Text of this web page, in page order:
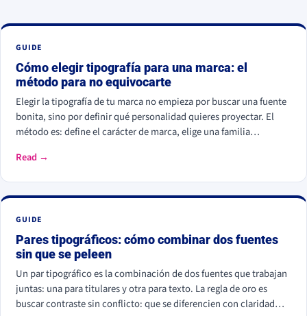
GUIDE
Cómo elegir tipografía para una marca: el
método para no equivocarte
Elegir la tipografía de tu marca no empieza por buscar una fuente
bonita, sino por definir qué personalidad quieres proyectar. El
método es: define el carácter de marca, elige una familia
legibilidad en todos tus soportes, comprueba la licencia
es lo último; la estrategia es lo primero.
Read →
GUIDE
Pares tipográficos: cómo combinar dos fuentes
sin que se peleen
Un par tipográfico es la combinación de dos fuentes que trabajan
juntas: una para titulares y otra para texto. La regla de oro es
buscar contraste sin conflicto: que se diferencien con claridad